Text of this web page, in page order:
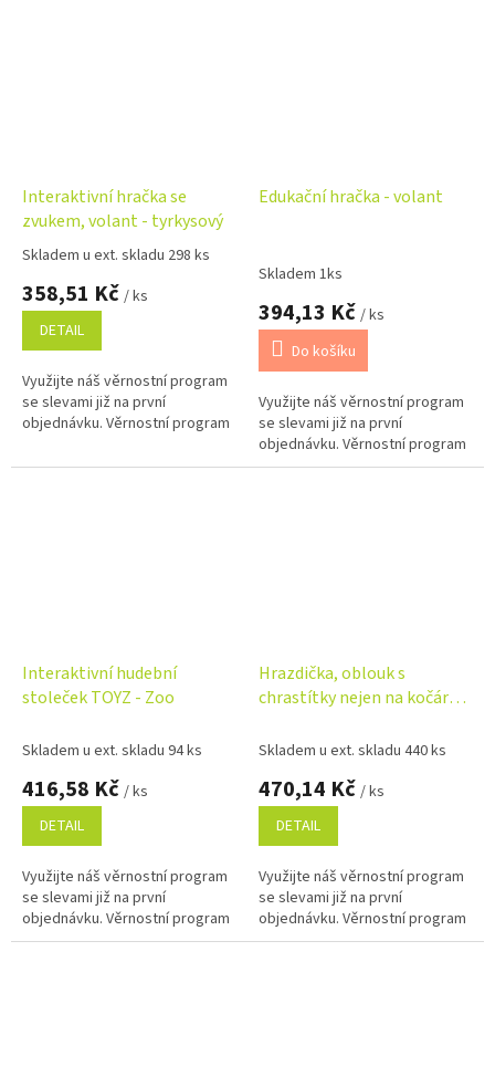
Interaktivní hračka se
zvukem, volant - tyrkysový
Průměrné
produktu
5,0
5
hvězdiček.
Skladem u ext. skladu 298 ks
358,51 Kč / ks
DETAIL
Využijte náš věrnostní program
se slevami již na první
objednávku. Věrnostní program
Edukační hračka - volant
Skladem 1ks
394,13 Kč / ks
Do košíku
Využijte náš věrnostní program
se slevami již na první
objednávku. Věrnostní program
Interaktivní hudební
stoleček TOYZ - Zoo
Skladem u ext. skladu 94 ks
416,58 Kč / ks
DETAIL
Využijte náš věrnostní program
se slevami již na první
objednávku. Věrnostní program
Hrazdička, oblouk s
chrastítky nejen na kočárek,
Skladem u ext. skladu 440 ks
470,14 Kč / ks
DETAIL
Využijte náš věrnostní program
se slevami již na první
objednávku. Věrnostní program